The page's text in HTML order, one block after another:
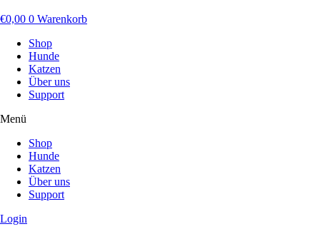
€0,00 0 Warenkorb
Shop
Hunde
Katzen
Über uns
Support
Menü
Shop
Hunde
Katzen
Über uns
Support
Login